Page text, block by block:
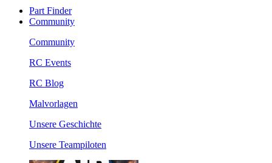
Part Finder
Community
Community
RC Events
RC Blog
Malvorlagen
Unsere Geschichte
Unsere Teampiloten